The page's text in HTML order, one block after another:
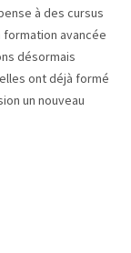
à des cursus
avancée
désormais
ont déjà formé
un nouveau